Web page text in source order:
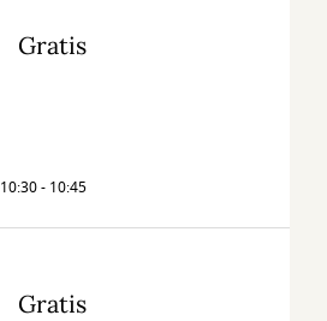
Gratis
10:30 - 10:45
Gratis